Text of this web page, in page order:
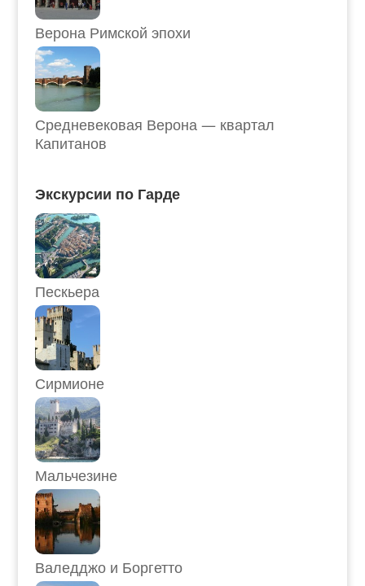
Верона Римской эпохи
Средневековая Верона — квартал
Капитанов
Экскурсии по Гарде
Пескьера
Сирмионе
Мальчезине
Валедджо и Боргетто